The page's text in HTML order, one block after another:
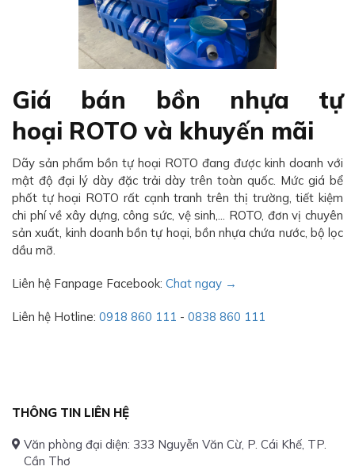
Giá bán bồn nhựa tự
hoại ROTO và khuyến mãi
Dãy sản phẩm bồn tự hoại ROTO đang được kinh doanh với
mật độ đại lý dày đặc trải dày trên toàn quốc. Mức giá bể
phốt tự hoại ROTO rất cạnh tranh trên thị trường, tiết kiệm
chi phí về xây dựng, công sức, vệ sinh,... ROTO, đơn vị chuyên
sản xuất, kinh doanh bồn tự hoại, bồn nhựa chứa nước, bộ lọc
dầu mỡ.
Liên hệ Fanpage Facebook: Chat ngay →
Liên hệ Hotline: 0918 860 111 - 0838 860 111
THÔNG TIN LIÊN HỆ
Văn phòng đại diện: 333 Nguyễn Văn Cừ, P. Cái Khế, TP.
Cần Thơ